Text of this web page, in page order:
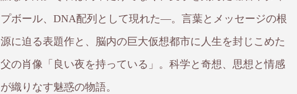
プボール、DNA配列として現れた―。言葉とメッセージの根
源に迫る表題作と、脳内の巨大仮想都市に人生を封じこめた
父の肖像「良い夜を持っている」。科学と奇想、思想と情感
が織りなす魅惑の物語。